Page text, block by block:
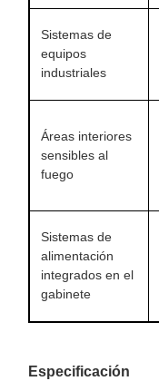
Sistemas de
equipos
industriales
Áreas interiores
sensibles al
fuego
Sistemas de
alimentación
integrados en el
gabinete
Especificación